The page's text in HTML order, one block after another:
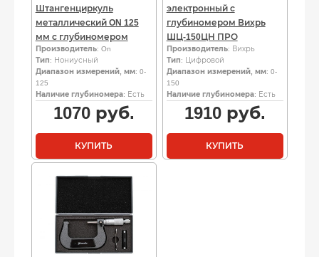
Штангенциркуль
металлический ON 125
мм с глубиномером
Производитель: On
Тип: Нониусный
Диапазон измерений, мм: 0-
125
Наличие глубиномера: Есть
1070руб.
КУПИТЬ
электронный с
глубиномером Вихрь
ШЦ-150ЦН ПРО
Производитель: Вихрь
Тип: Цифровой
Диапазон измерений, мм: 0-
150
Наличие глубиномера: Есть
1910руб.
КУПИТЬ